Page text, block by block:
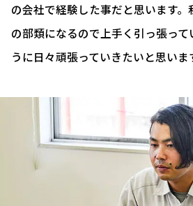
の会社で経験した事だと思います
の部類になるので上手く引っ張っ
うに日々頑張っていきたいと思いま